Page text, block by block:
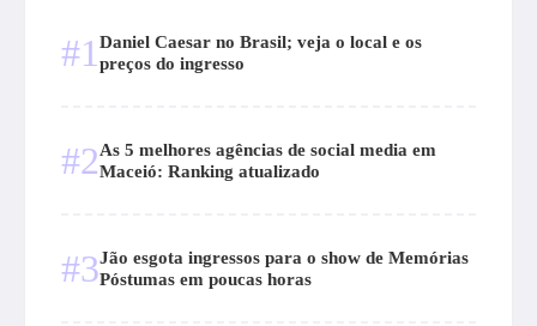
#1 Daniel Caesar no Brasil; veja o local e os
preços do ingresso
#2As 5 melhores agências de social media em
Maceió: Ranking atualizado
#3Jão esgota ingressos para o show de Memórias
Póstumas em poucas horas